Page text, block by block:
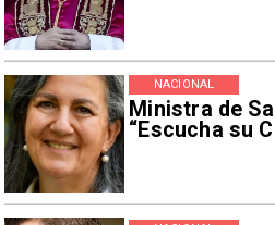
Ministra de
“Escucha su
NACIONAL